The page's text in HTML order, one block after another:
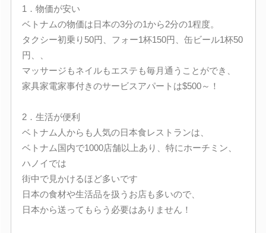
1．物価が安い
ベトナムの物価は日本の3分の1から2分の1程度。
タクシー初乗り50円、フォー1杯150円、缶ビール1杯50
円、、
マッサージもネイルもエステも毎月通うことができ、
家具家電家事付きのサービスアパートは$500～！
2．生活が便利
ベトナム人からも人気の日本食レストランは、
ベトナム国内で1000店舗以上あり、特にホーチミン、
ハノイでは
街中で見かけるほど多いです
日本の食材や生活品を扱うお店も多いので、
日本から送ってもらう必要はありません！